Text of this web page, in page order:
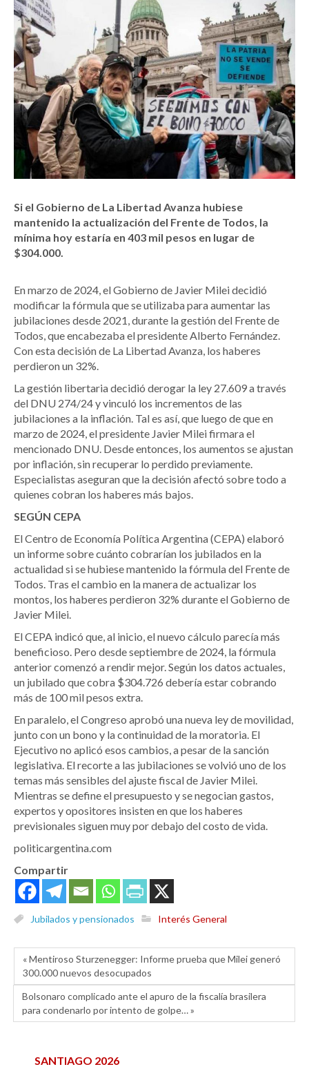
Si el Gobierno de La Libertad Avanza hubiese
mantenido la actualización del Frente de Todos, la
mínima hoy estaría en 403 mil pesos en lugar de
$304.000.
En marzo de 2024, el Gobierno de Javier Milei decidió
modificar la fórmula que se utilizaba para aumentar las
jubilaciones desde 2021, durante la gestión del Frente de
Todos, que encabezaba el presidente Alberto Fernández.
Con esta decisión de La Libertad Avanza, los haberes
perdieron un 32%.
La gestión libertaria decidió derogar la ley 27.609 a través
del DNU 274/24 y vinculó los incrementos de las
jubilaciones a la inflación. Tal es así, que luego de que en
marzo de 2024, el presidente Javier Milei firmara el
mencionado DNU. Desde entonces, los aumentos se ajustan
por inflación, sin recuperar lo perdido previamente.
Especialistas aseguran que la decisión afectó sobre todo a
quienes cobran los haberes más bajos.
SEGÚN CEPA
El Centro de Economía Política Argentina (CEPA) elaboró
un informe sobre cuánto cobrarían los jubilados en la
actualidad si se hubiese mantenido la fórmula del Frente de
Todos. Tras el cambio en la manera de actualizar los
montos, los haberes perdieron 32% durante el Gobierno de
Javier Milei.
El CEPA indicó que, al inicio, el nuevo cálculo parecía más
beneficioso. Pero desde septiembre de 2024, la fórmula
anterior comenzó a rendir mejor. Según los datos actuales,
un jubilado que cobra $304.726 debería estar cobrando
más de 100 mil pesos extra.
En paralelo, el Congreso aprobó una nueva ley de movilidad,
junto con un bono y la continuidad de la moratoria. El
Ejecutivo no aplicó esos cambios, a pesar de la sanción
legislativa. El recorte a las jubilaciones se volvió uno de los
temas más sensibles del ajuste fiscal de Javier Milei.
Mientras se define el presupuesto y se negocian gastos,
expertos y opositores insisten en que los haberes
previsionales siguen muy por debajo del costo de vida.
politicargentina.com
Compartir
Jubilados y pensionados Interés General
« Mentiroso Sturzenegger: Informe prueba que Milei generó
300.000 nuevos desocupados
Bolsonaro complicado ante el apuro de la fiscalía brasilera
para condenarlo por intento de golpe… »
SANTIAGO 2026